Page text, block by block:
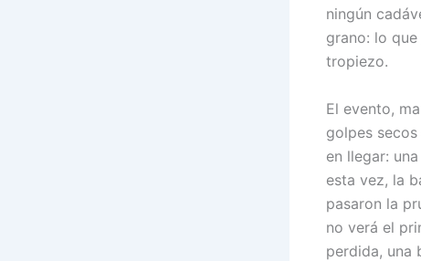
ningún
grano: lo
tropiezo.
El evento,
golpes
en llegar:
esta vez, la
pasaron la
no verá el
perdida, una